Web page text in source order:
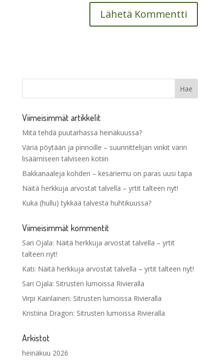
Viimeisimmät artikkelit
Mitä tehdä puutarhassa heinäkuussa?
Väriä pöytään ja pinnoille – suunnittelijan vinkit värin
lisäämiseen talviseen kotiin
Bakkanaaleja kohden – kesäriemu on paras uusi tapa
Näitä herkkuja arvostat talvella – yrtit talteen nyt!
Kuka (hullu) tykkää talvesta huhtikuussa?
Viimeisimmät kommentit
Sari Ojala: Näitä herkkuja arvostat talvella – yrtit
talteen nyt!
Kati: Näitä herkkuja arvostat talvella – yrtit talteen nyt!
Sari Ojala: Sitrusten lumoissa Rivieralla
Virpi Kainlainen: Sitrusten lumoissa Rivieralla
Kristiina Dragon: Sitrusten lumoissa Rivieralla
Arkistot
heinäkuu 2026